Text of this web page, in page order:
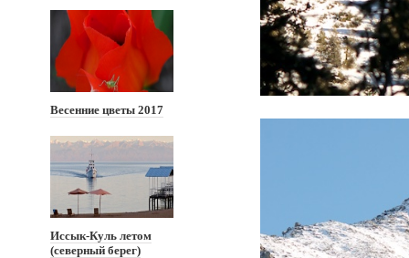
Весенние цветы 2017
Иссык-Куль летом
(северный берег)